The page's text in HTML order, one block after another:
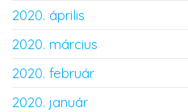
2020. április
2020. március
2020. február
2020. január